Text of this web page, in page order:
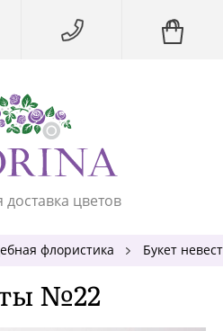
доставка цветов
флористика Букет
№22